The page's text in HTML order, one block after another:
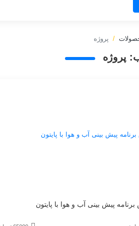
پروژه
پروژه
پیش بینی آب و هوا با پایتون